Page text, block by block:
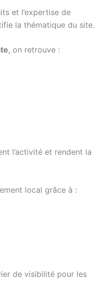
et l’expertise de
la thématique du site.
, on retrouve :
l’activité et rendent la
local grâce à :
de visibilité pour les